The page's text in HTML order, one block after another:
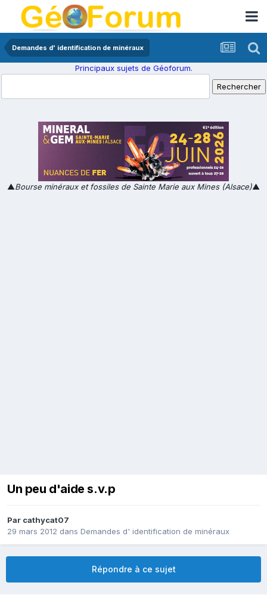
Demandes d' identification de minéraux
Principaux sujets de Géoforum.
▲Bourse minéraux et fossiles de Sainte Marie aux Mines (Alsace)▲
Un peu d'aide s.v.p
Par cathycat07
29 mars 2012 dans Demandes d' identification de minéraux
Répondre à ce sujet